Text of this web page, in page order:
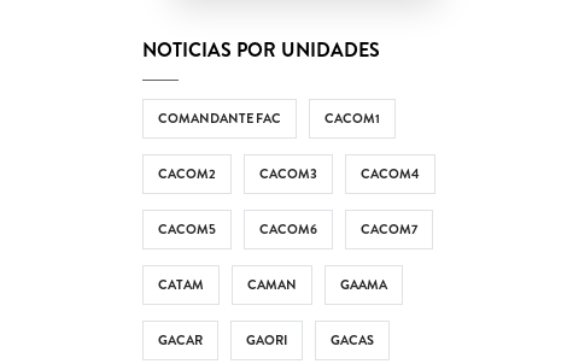
NOTICIAS POR UNIDADES
COMANDANTE FAC CACOM1
CACOM2 CACOM3 CACOM4
CACOM5 CACOM6 CACOM7
CATAM CAMAN GAAMA
GACAR GAORI GACAS